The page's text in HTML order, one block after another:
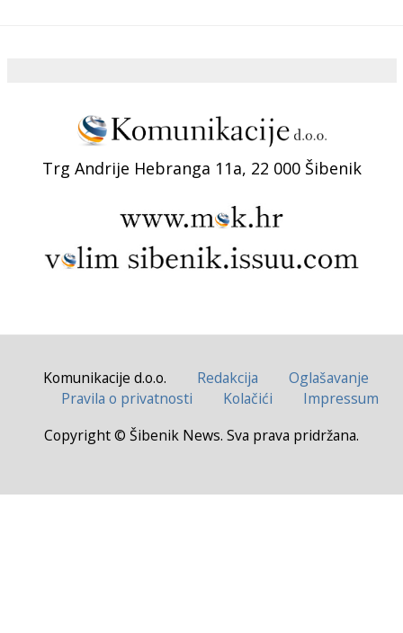
Trg Andrije Hebranga 11a, 22 000 Šibenik
Komunikacije d.o.o. Redakcija
Oglašavanje
Pravila o privatnosti
Kolačići
Impressum
Copyright © Šibenik News. Sva prava pridržana.